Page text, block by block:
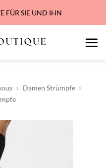
FÜR SIE UND IHN
» Damen Strümpfe »